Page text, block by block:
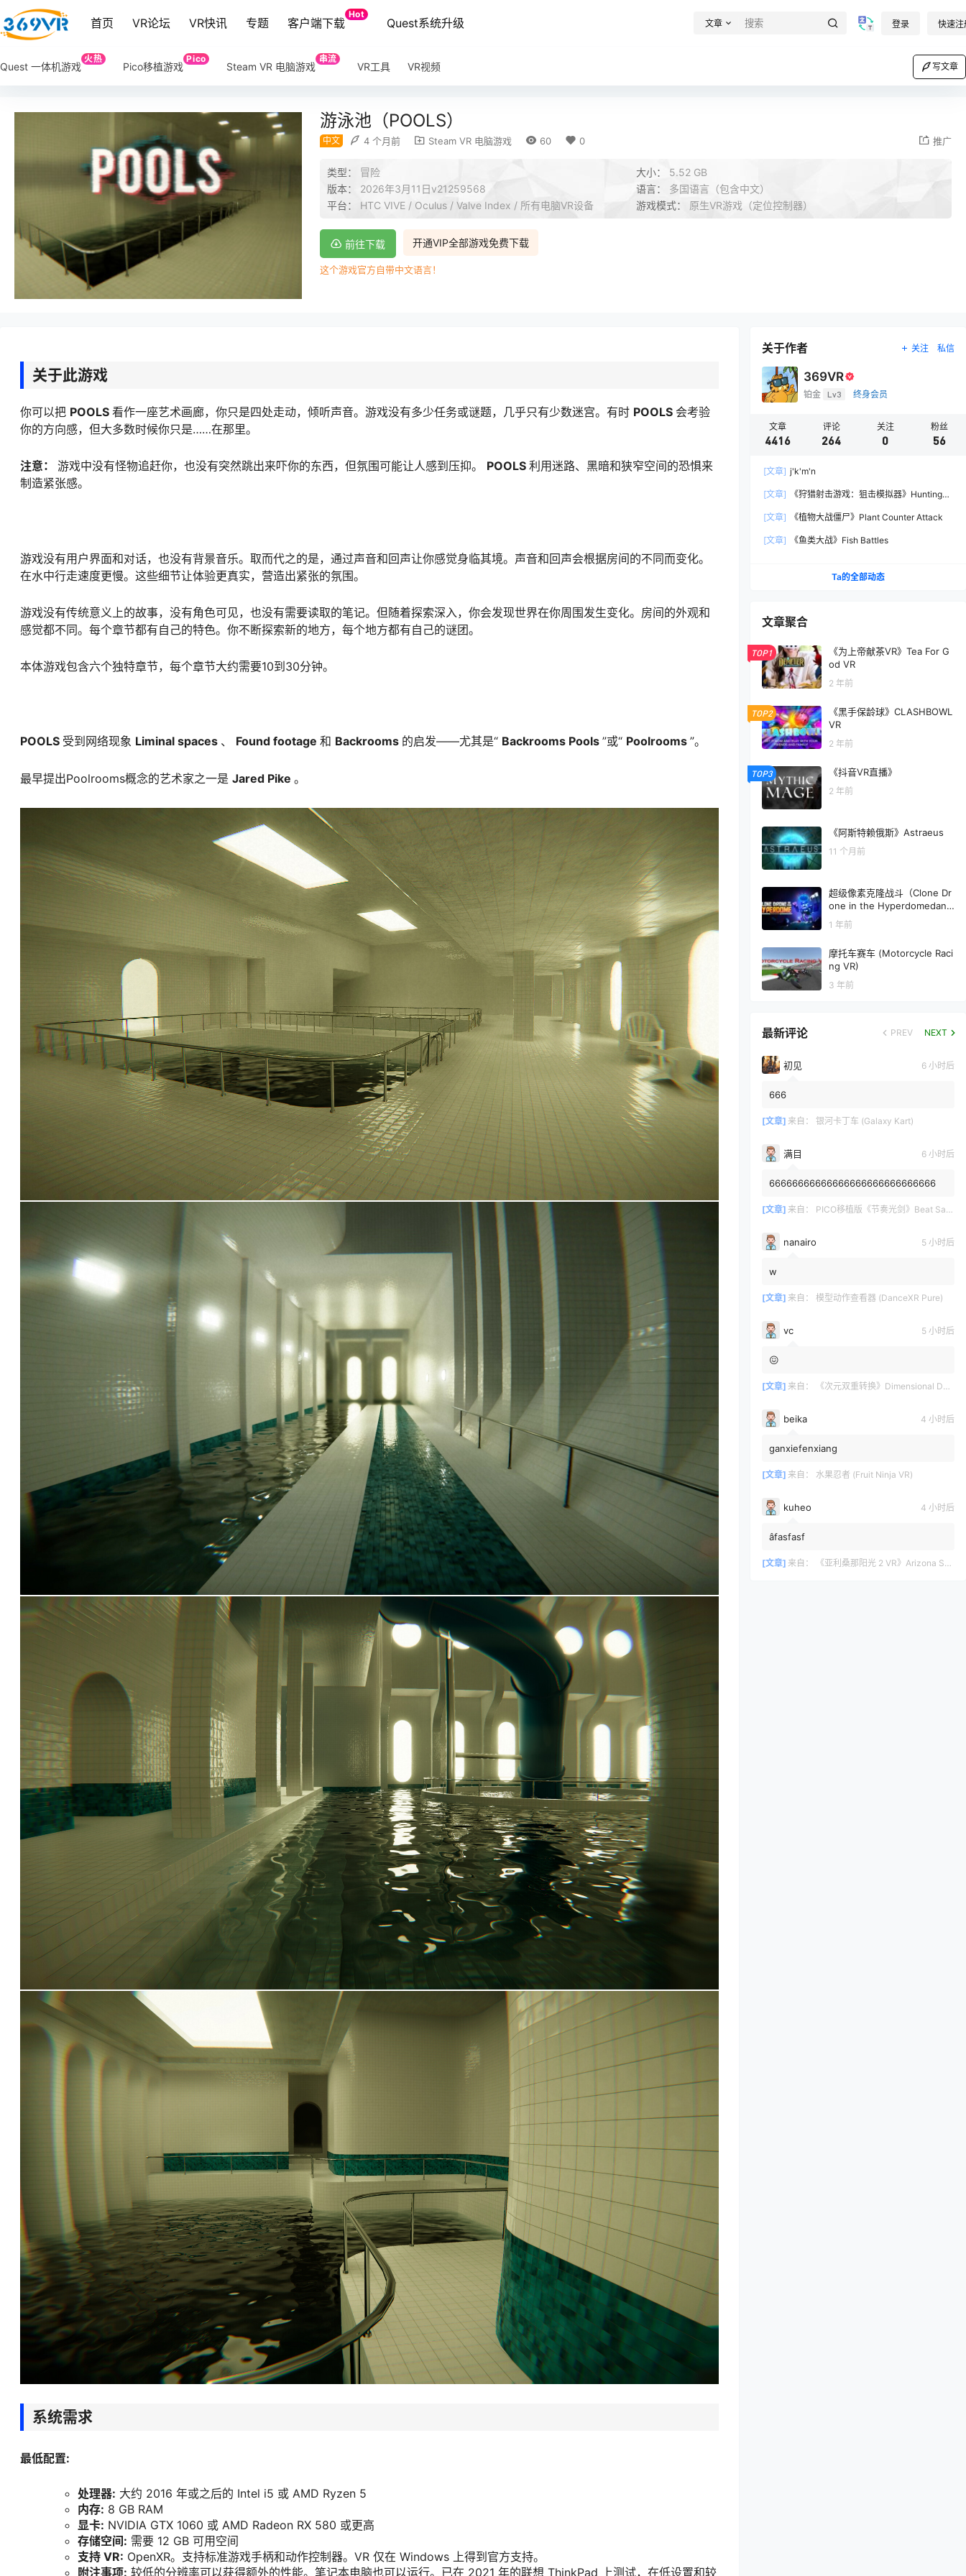
首页 VR论坛 VR快讯 专题 客户端下载
Hot
Quest系统升级 文章 登录 快速注
Quest 一体机游戏
火热
Pico移植游戏
Pico
Steam VR 电脑游戏
串流
VR工具 VR视频 写文章
游泳池（POOLS）
中文 4 个月前 Steam VR 电脑游戏 60 0 推广
类型： 冒险 大小： 5.52 GB
版本： 2026年3月11日v21259568 语言： 多国语言（包含中文）
平台： HTC VIVE / Oculus / Valve Index / 所有电脑VR设备 游戏模式： 原生VR游戏（定位控制器）
开通VIP全部游戏免费下载
前往下载
这个游戏官方自带中文语言！
关于此游戏
你可以把 POOLS 看作一座艺术画廊，你只是四处走动，倾听声音。游戏没有多少任务或谜题，几乎只有少数迷宫。有时 POOLS 会考验
你的方向感，但大多数时候你只是……在那里。
注意： 游戏中没有怪物追赶你，也没有突然跳出来吓你的东西，但氛围可能让人感到压抑。 POOLS 利用迷路、黑暗和狭窄空间的恐惧来
制造紧张感。
游戏没有用户界面和对话，也没有背景音乐。取而代之的是，通过声音和回声让你感觉身临其境。声音和回声会根据房间的不同而变化。
在水中行走速度更慢。这些细节让体验更真实，营造出紧张的氛围。
游戏没有传统意义上的故事，没有角色可见，也没有需要读取的笔记。但随着探索深入，你会发现世界在你周围发生变化。房间的外观和
感觉都不同。每个章节都有自己的特色。你不断探索新的地方，每个地方都有自己的谜团。
本体游戏包含六个独特章节，每个章节大约需要10到30分钟。
POOLS 受到网络现象 Liminal spaces 、 Found footage 和 Backrooms 的启发——尤其是“ Backrooms Pools ”或“ Poolrooms ”。
最早提出Poolrooms概念的艺术家之一是 Jared Pike 。
系统需求
最低配置:
处理器: 大约 2016 年或之后的 Intel i5 或 AMD Ryzen 5
内存: 8 GB RAM
显卡: NVIDIA GTX 1060 或 AMD Radeon RX 580 或更高
存储空间: 需要 12 GB 可用空间
支持 VR: OpenXR。支持标准游戏手柄和动作控制器。VR 仅在 Windows 上得到官方支持。
附注事项: 较低的分辨率可以获得额外的性能。笔记本电脑也可以运行。已在 2021 年的联想 ThinkPad 上测试，在低设置和较
关于作者 关注 私信
369VR
铂金 Lv3 终身会员
文章
4416
评论
264
关注
0
粉丝
56
[文章] j'k'm'n
[文章]
《狩猎射击游戏：狙击模拟器》Hunting
[文章]
《植物大战僵尸》Plant Counter Attack
[文章] 《鱼类大战》Fish Battles
Ta的全部动态
文章聚合
TOP1
《为上帝献茶VR》Tea For G
od VR
2 年前
TOP2
《黑手保龄球》CLASHBOWL
VR
2 年前
TOP3 《抖音VR直播》
2 年前
《阿斯特赖俄斯》Astraeus
11 个月前
超级像素克隆战斗（Clone Dr
one in the Hyperdomedan
i）
1 年前
摩托车赛车 (Motorcycle Raci
ng VR)
3 年前
最新评论 PREV NEXT
初见 6 小时后
666
[文章] 来自： 银河卡丁车 (Galaxy Kart)
满目 6 小时后
66666666666666666666666666666
[文章] 来自： PICO移植版《节奏光剑》Beat Saber 一体机游戏
nanairo 5 小时后
w
[文章] 来自： 模型动作查看器 (DanceXR Pure)
vc 5 小时后
😖
[文章] 来自： 《次元双重转换》Dimensional Double Shift
beika 4 小时后
ganxiefenxiang
[文章] 来自： 水果忍者 (Fruit Ninja VR)
kuheo 4 小时后
âfasfasf
[文章] 来自： 《亚利桑那阳光 2 VR》Arizona Sunshine? 2